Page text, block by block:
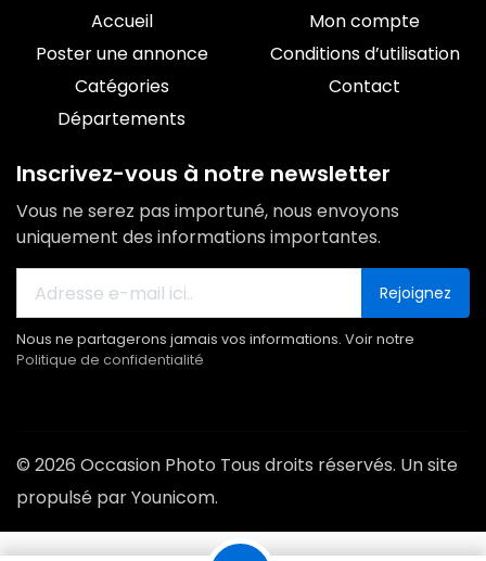
Accueil
Poster une annonce
Catégories
Départements
Mon compte
Conditions d’utilisation
Contact
Inscrivez-vous à notre newsletter
Vous ne serez pas importuné, nous envoyons
uniquement des informations importantes.
Rejoignez
Nous ne partagerons jamais vos informations. Voir notre
Politique de confidentialité
© 2026 Occasion Photo Tous droits réservés. Un site
propulsé par Younicom.